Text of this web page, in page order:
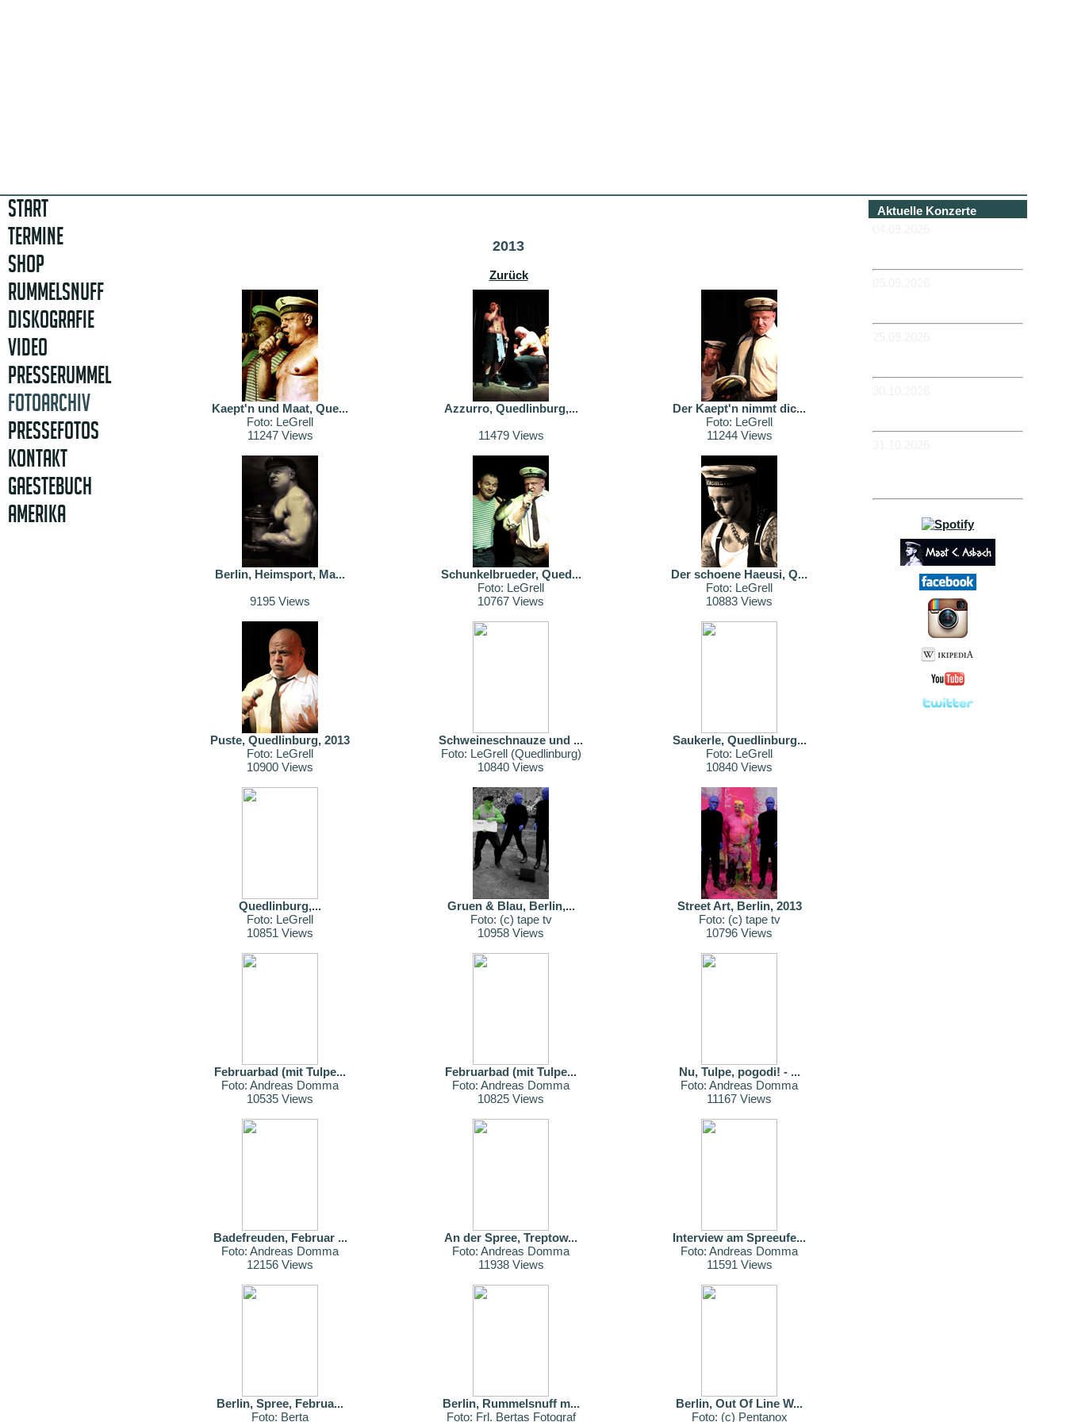
2013
Zurück
Kaept'n und Maat, Que...
Foto: LeGrell
11247 Views
Azzurro, Quedlinburg,...
11479 Views
Der Kaept'n nimmt dic...
Foto: LeGrell
11244 Views
Berlin, Heimsport, Ma...
9195 Views
Schunkelbrueder, Qued...
Foto: LeGrell
10767 Views
Der schoene Haeusi, Q...
Foto: LeGrell
10883 Views
Puste, Quedlinburg, 2013
Foto: LeGrell
10900 Views
Schweineschnauze und ...
Foto: LeGrell (Quedlinburg)
10840 Views
Saukerle, Quedlinburg...
Foto: LeGrell
10840 Views
Quedlinburg,...
Foto: LeGrell
10851 Views
Gruen & Blau, Berlin,...
Foto: (c) tape tv
10958 Views
Street Art, Berlin, 2013
Foto: (c) tape tv
10796 Views
Februarbad (mit Tulpe...
Foto: Andreas Domma
10535 Views
Februarbad (mit Tulpe...
Foto: Andreas Domma
10825 Views
Nu, Tulpe, pogodi! - ...
Foto: Andreas Domma
11167 Views
Badefreuden, Februar ...
Foto: Andreas Domma
12156 Views
An der Spree, Treptow...
Foto: Andreas Domma
11938 Views
Interview am Spreeufe...
Foto: Andreas Domma
11591 Views
Berlin, Spree, Februa...
Foto: Berta
Berlin, Rummelsnuff m...
Foto: Frl. Bertas Fotograf
Berlin, Out Of Line W...
Foto: (c) Pentanox
START
TERMINE
SHOP
RUMMELSNUFF
DISKOGRAFIE
VIDEO
PRESSERUMMEL
FOTOARCHIV
PRESSEFOTOS
KONTAKT
GAESTEBUCH
AMERIKA
Aktuelle Konzerte